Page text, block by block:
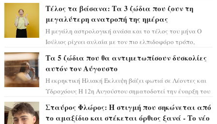
Τέλος τα βάσανα: Τα 3 ζώδια που ζουν τη
μεγαλύτερη ανατροπή της ημέρας
Η μεγάλη αστρολογική ανάσα και το τέλος του μήνα Ο
Ιούλιος ρίχνει αυλαία με τον πιο ελπιδοφόρο τρόπο,
Τα 5 ζώδια που θα αντιμετωπίσουν δυσκολίες
αυτόν τον Αύγουστο
Η εκρηκτική Ηλιακή Έκλειψη βάζει φωτιά σε Λέοντες και
Υδροχόους Η 12η Αυγούστου σηματοδοτεί την έναρξη του
Σταύρος Φλώρος: Η στιγμή που σηκώνεται από
το αμαξίδιο και στέκεται όρθιος ξανά - Το νέο